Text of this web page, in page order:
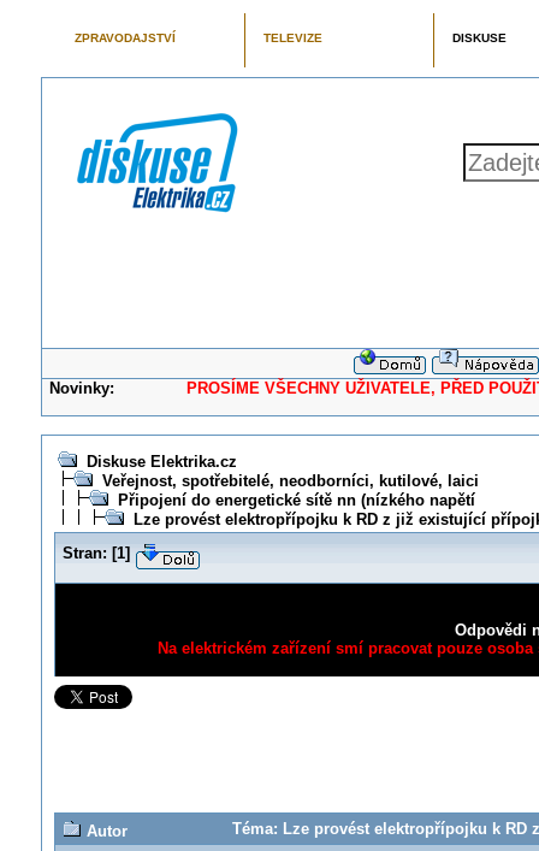
ZPRAVODAJSTVÍ TELEVIZE DISKUSE
Novinky: PROSÍME VŠECHNY UŽIVATELE, PŘED
Diskuse Elektrika.cz
Veřejnost, spotřebitelé, neodborníci, kutilové, laici
Připojení do energetické sítě nn (nízkého napětí
Lze provést elektropřípojku k RD z již existující
Stran: [1]
Odpovědi
Na elektrickém zařízení smí pracovat pouze
Autor
Téma: Lze provést elektropřípojku k